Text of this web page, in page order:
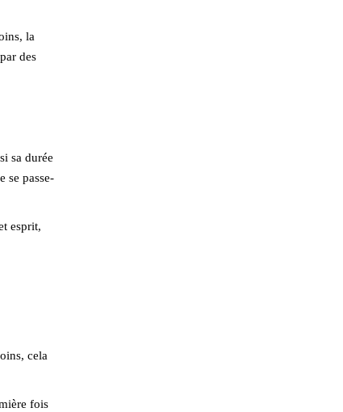
la
des
sa durée
se passe-
esprit,
cela
fois